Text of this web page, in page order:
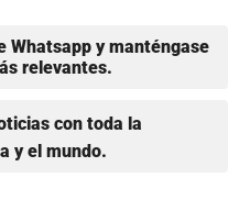
Whatsapp y manténgase
relevantes.
con toda la
y el mundo.